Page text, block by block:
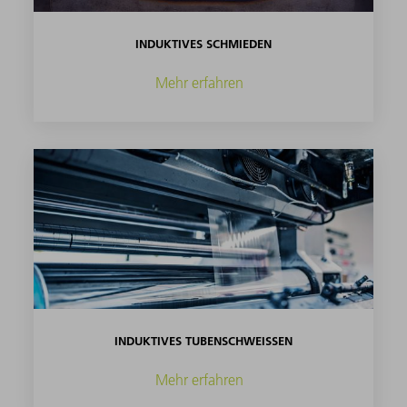
INDUKTIVES SCHMIEDEN
Mehr erfahren
INDUKTIVES TUBENSCHWEISSEN
Mehr erfahren